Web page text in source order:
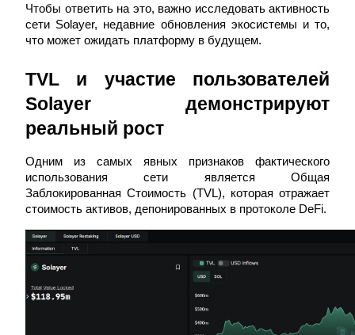
Фьючерсы на COIN-M
Криптовалютные фьючерсы
Деривативы на акции, форекс, драгоценные металлы и
сырьевые товары
USDC фьючерсы
Фьючерсы с использованием USDC в качестве
Чтобы ответить на это, важно исследовать активность
сети Solayer, недавние обновления экосистемы и то,
что может ожидать платформу в будущем.
TVL и участие пользователей
Solayer демонстрируют
реальный рост
Одним из самых явных признаков фактического
использования сети является Общая
Заблокированная Стоимость (TVL), которая отражает
стоимость активов, депонированных в протоколе DeFi.